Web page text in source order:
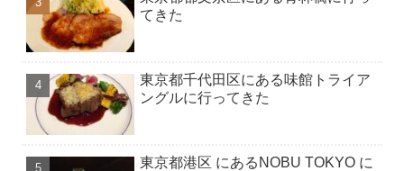
てきた
東京都千代田区にある味館トライア
ングルに行ってきた
東京都港区 にあるNOBU TOKYO に